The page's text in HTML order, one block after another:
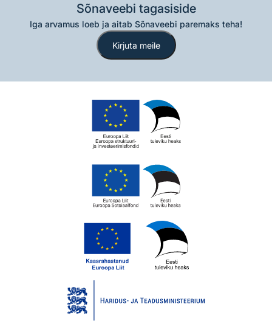
Sõnaveebi tagasiside
Iga arvamus loeb ja aitab Sõnaveebi paremaks teha!
Kirjuta meile